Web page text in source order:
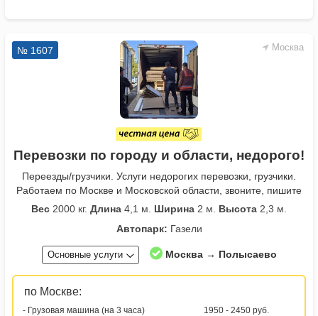
Москва
№ 1607
Перевозки по городу и области, недорого!
Переезды/грузчики. Услуги недорогих перевозки, грузчики.
Работаем по Москве и Московской области, звоните, пишите
Вес 2000 кг. Длина 4,1 м. Ширина 2 м. Высота 2,3 м.
Автопарк: Газели
Основные услуги Москва → Полысаево
по Москве:
- Грузовая машина (на 3 часа)
1950 - 2450 руб.